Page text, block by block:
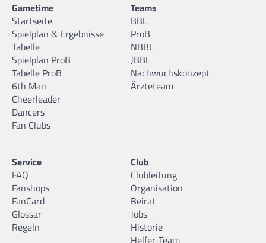
Gametime
Startseite
Spielplan & Ergebnisse
Tabelle
Spielplan ProB
Tabelle ProB
6th Man
Cheerleader
Dancers
Fan Clubs
Teams
BBL
ProB
NBBL
JBBL
Nachwuchskonzept
Ärzteteam
Service
FAQ
Fanshops
FanCard
Glossar
Regeln
Club
Clubleitung
Organisation
Beirat
Jobs
Historie